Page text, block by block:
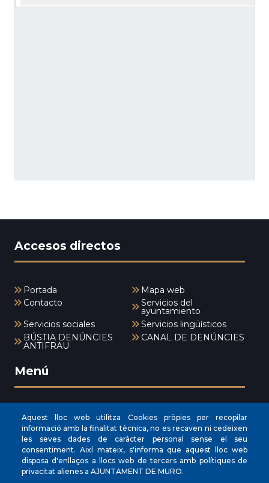
Accesos directos
Portada
Mapa web
Contacto
Servicios del
ayuntamiento
Servicios sociales
Servicios lingüísticos
BÚSTIA DENÚNCIES
ANTIFRAU
CANAL DE DENÚNCIES
Menú
INICI
AYUNTAMIENTO
NUESTRO MUNICIPIO
ÁREAS MUNICIPALES
Aquest lloc web utilitza Cookies pròpies per recopilar
informació amb la finalitat tècnica, no es recaven ni cedeixen
les seves dades de caràcter personal sense el seu
consentiment. Així mateix, s'informa que aquest lloc web
disposa d'enllaços a llocs web de tercers amb polítiques de
privacitat alienes a AJUNTAMENT DE MURO.